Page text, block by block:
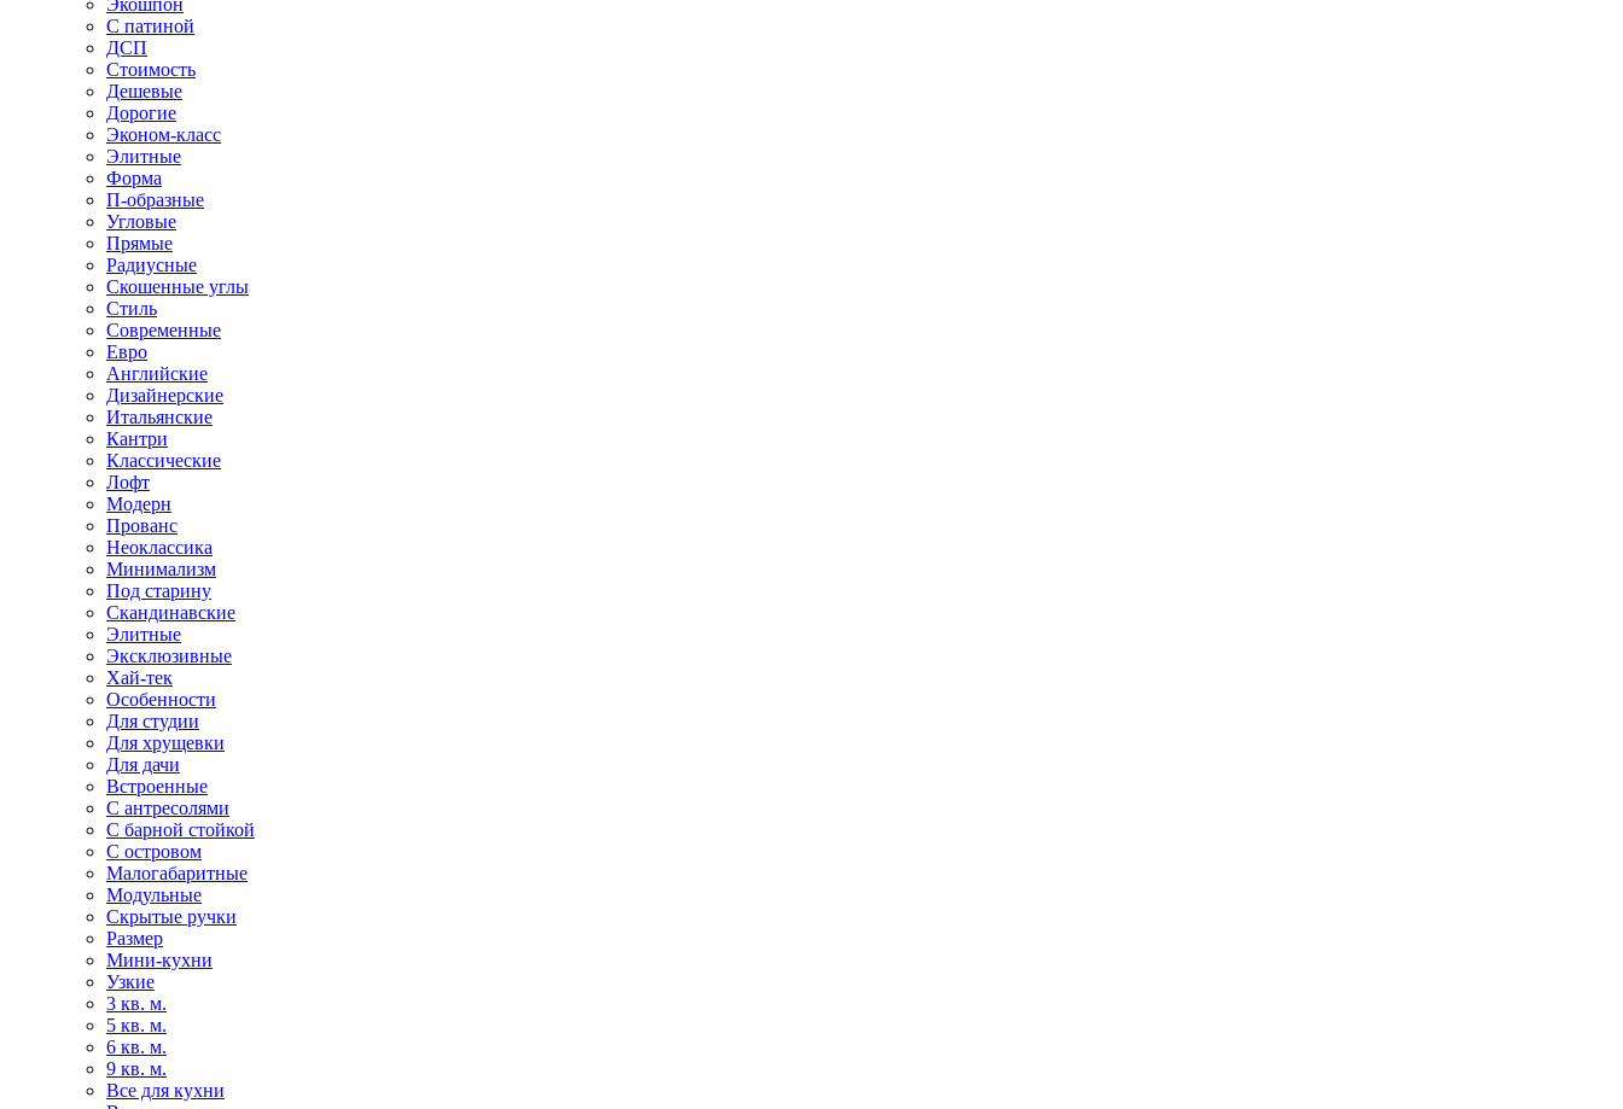
С патиной
ДСП
Стоимость
Дешевые
Дорогие
Эконом-класс
Элитные
Форма
П-образные
Угловые
Прямые
Радиусные
Скошенные углы
Стиль
Современные
Евро
Английские
Дизайнерские
Итальянские
Кантри
Классические
Лофт
Модерн
Прованс
Неоклассика
Минимализм
Под старину
Скандинавские
Элитные
Эксклюзивные
Хай-тек
Особенности
Для студии
Для хрущевки
Для дачи
Встроенные
С антресолями
С барной стойкой
С островом
Малогабаритные
Модульные
Скрытые ручки
Размер
Мини-кухни
Узкие
3 кв. м.
5 кв. м.
6 кв. м.
9 кв. м.
Все для кухни